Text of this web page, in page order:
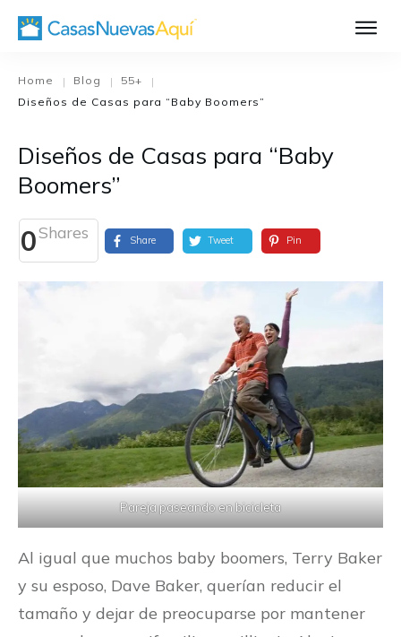
El Proceso de
Home | Blog | 55+
|
Diseños de Casas para “Baby Boomers”
Diseños de Casas para “Baby
Boomers”
0Shares Share Tweet Pin
Pareja paseando en bicicleta
Al igual que muchos baby boomers, Terry Baker
y su esposo, Dave Baker, querían reducir el
tamaño y dejar de preocuparse por mantener